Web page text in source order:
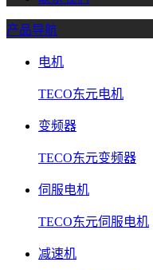
产品导航
电机
TECO东元电机
变频器
TECO东元变频器
伺服电机
TECO东元伺服电机
减速机